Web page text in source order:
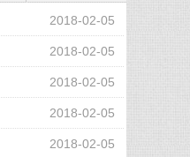
2018-02-05
2018-02-05
2018-02-05
2018-02-05
2018-02-05